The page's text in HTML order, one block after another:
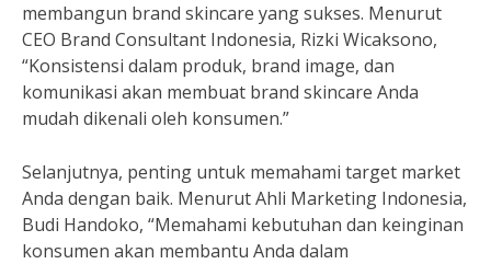
membangun brand skincare yang sukses. Menurut
CEO Brand Consultant Indonesia, Rizki Wicaksono,
“Konsistensi dalam produk, brand image, dan
komunikasi akan membuat brand skincare Anda
mudah dikenali oleh konsumen.”
Selanjutnya, penting untuk memahami target market
Anda dengan baik. Menurut Ahli Marketing Indonesia,
Budi Handoko, “Memahami kebutuhan dan keinginan
konsumen akan membantu Anda dalam